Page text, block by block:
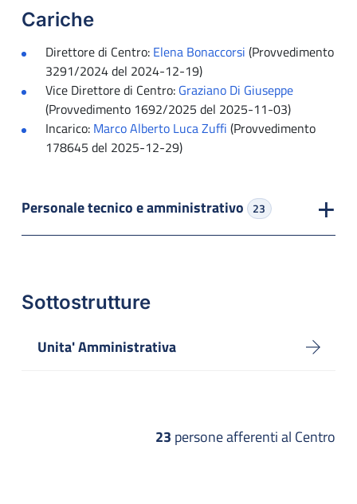
Cariche
Direttore di Centro: Elena Bonaccorsi (Provvedimento
3291/2024 del 2024-12-19)
Vice Direttore di Centro: Graziano Di Giuseppe
(Provvedimento 1692/2025 del 2025-11-03)
Incarico: Marco Alberto Luca Zuffi (Provvedimento
178645 del 2025-12-29)
Personale tecnico e amministrativo 23
Sottostrutture
Unita' Amministrativa
23 persone afferenti al Centro